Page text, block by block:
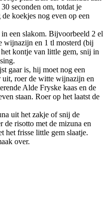
seconden om, totdat je
koekjes nog even op een
een slakom. Bijvoorbeeld 2 el
en 1 tl mosterd (bij
kontje van little gem, snij in
gaar is, hij moet nog een
roer de witte wijnazijn en
Alde Fryske kaas en de
staan. Roer op het laatst de
uit het zakje of snij de
de risotto met de mizuna en
het frisse little gem slaatje.
over.